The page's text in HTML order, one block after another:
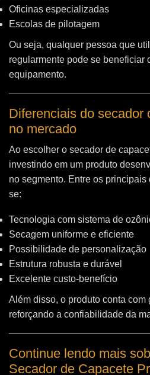
Oficinas especializadas
Escolas de pilotagem
Ou seja, qualquer pessoa que
regularmente pode se beneficiar
equipamento.
Diferenciais do secador
no mercado
Ao escolher o secador de
investindo em um produto
no segmento. Entre os
se:
Tecnologia com sistema de
Secagem uniforme e eficiente
Possibilidade de personalização
Estrutura robusta e durável
Excelente custo-benefício
Além disso, o produto conta com
reforçando a confiabilidade da
Continue lendo mais
Secador de Capacete